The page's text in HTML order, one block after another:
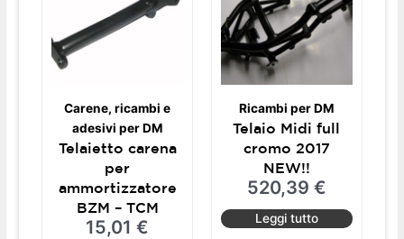
Carene, ricambi e
adesivi per DM
Telaietto carena
per
ammortizzatore
BZM – TCM
15,01€
Ricambi per DM
Telaio Midi full
cromo 2017
NEW!!
520,39 €
Leggi tutto